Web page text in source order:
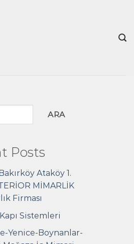
ARA
Posts
Ataköy 1.
MİMARLİK
Firması
Sistemleri
Yenice-Boynanlar-